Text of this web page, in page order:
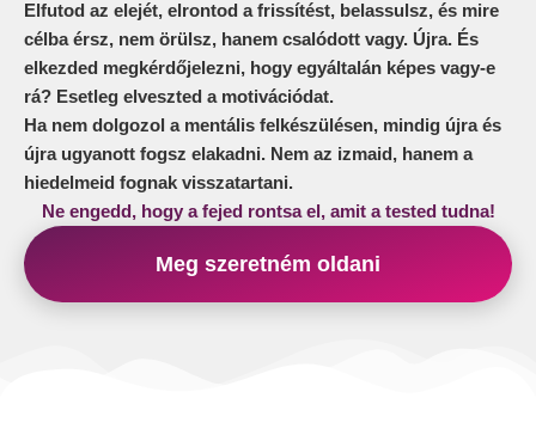
Elfutod az elejét, elrontod a frissítést, belassulsz, és mire
célba érsz, nem örülsz, hanem csalódott vagy. Újra. És
elkezded megkérdőjelezni, hogy egyáltalán képes vagy-e
rá? Esetleg elveszted a motivációdat.
Ha nem dolgozol a mentális felkészülésen, mindig újra és
újra ugyanott fogsz elakadni. Nem az izmaid, hanem a
hiedelmeid fognak visszatartani.
Ne engedd, hogy a fejed rontsa el, amit a tested tudna!
Meg szeretném oldani